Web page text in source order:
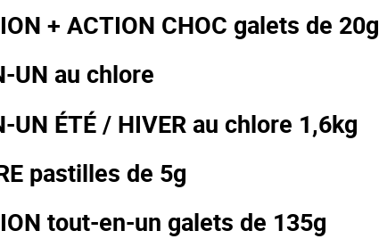
+ ACTION CHOC galets de 20g
UN au chlore
UN ÉTÉ / HIVER au chlore 1,6kg
pastilles de 5g
tout-en-un galets de 135g